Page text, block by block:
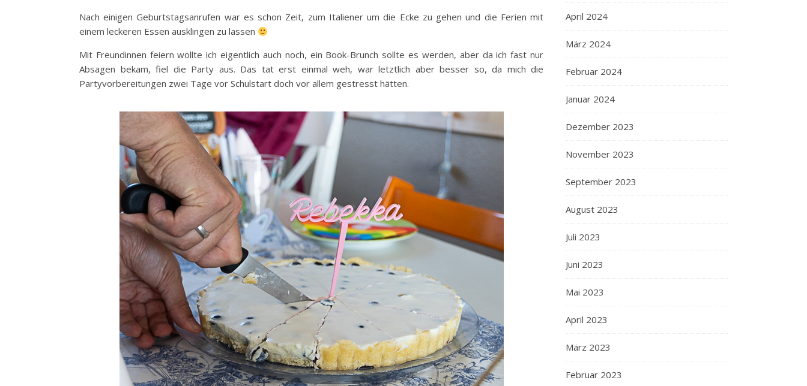
Nach einigen Geburtstagsanrufen war es schon Zeit, zum Italiener um die Ecke zu gehen und die Ferien mit
einem leckeren Essen ausklingen zu lassen
Mit Freundinnen feiern wollte ich eigentlich auch noch, ein Book-Brunch sollte es werden, aber da ich fast nur
Absagen bekam, fiel die Party aus. Das tat erst einmal weh, war letztlich aber besser so, da mich die
Partyvorbereitungen zwei Tage vor Schulstart doch vor allem gestresst hätten.
April 2024
März 2024
Februar 2024
Januar 2024
Dezember 2023
November 2023
September 2023
August 2023
Juli 2023
Juni 2023
Mai 2023
April 2023
März 2023
Februar 2023